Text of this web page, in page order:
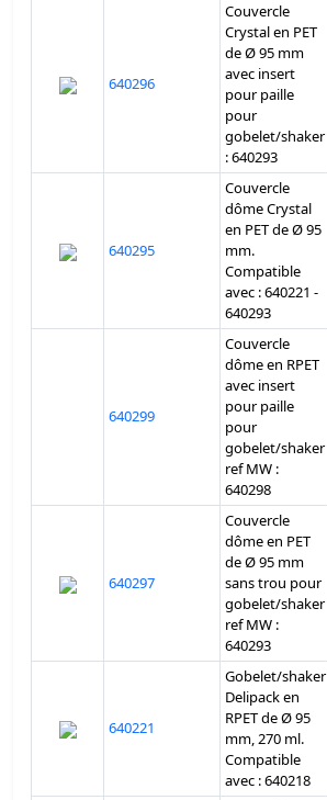
640296
Couvercle
Crystal en PET
de Ø 95 mm
avec insert
pour paille
pour
gobelet/shaker
: 640293
640295
Couvercle
dôme Crystal
en PET de Ø 95
mm.
Compatible
avec : 640221 -
640293
640299
Couvercle
dôme en RPET
avec insert
pour paille
pour
gobelet/shaker
ref MW :
640298
640297
Couvercle
dôme en PET
de Ø 95 mm
sans trou pour
gobelet/shaker
ref MW :
640293
640221
Gobelet/shaker
Delipack en
RPET de Ø 95
mm, 270 ml.
Compatible
avec : 640218